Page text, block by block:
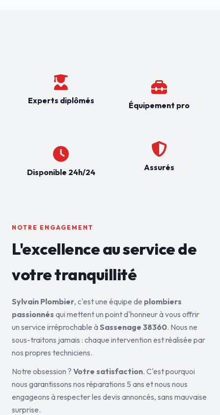
Experts diplômés
Disponible 24h/24
Équipement pro
Assurés
NOTRE ENGAGEMENT
L'excellence au service de
votre tranquillité
Sylvain Plombier, c'est une équipe de plombiers
passionnés qui mettent un point d'honneur à vous offrir
un service irréprochable àSassenage 38360. Nous ne
sous-traitons jamais : chaque intervention est réalisée par
nos propres techniciens.
Notre obsession ? Votre satisfaction. C'est pourquoi
nous garantissons nos réparations 5 ans et nous nous
engageons à respecter les devis annoncés, sans mauvaise
surprise.